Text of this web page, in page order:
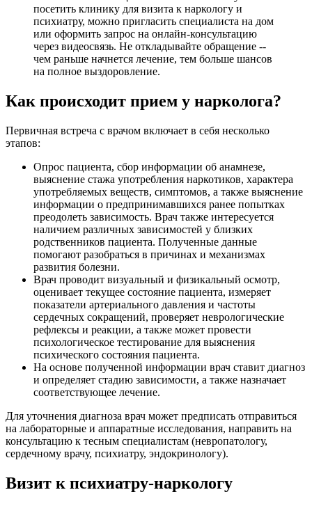
посетить клинику для визита к наркологу и
психиатру, можно пригласить специалиста на дом
или оформить запрос на онлайн-консультацию
через видеосвязь. Не откладывайте обращение --
чем раньше начнется лечение, тем больше шансов
на полное выздоровление.
Как происходит прием у нарколога?
Первичная встреча с врачом включает в себя несколько
этапов:
Опрос пациента, сбор информации об анамнезе,
выяснение стажа употребления наркотиков, характера
употребляемых веществ, симптомов, а также выяснение
информации о предпринимавшихся ранее попытках
преодолеть зависимость. Врач также интересуется
наличием различных зависимостей у близких
родственников пациента. Полученные данные
помогают разобраться в причинах и механизмах
развития болезни.
Врач проводит визуальный и физикальный осмотр,
оценивает текущее состояние пациента, измеряет
показатели артериального давления и частоты
сердечных сокращений, проверяет неврологические
рефлексы и реакции, а также может провести
психологическое тестирование для выяснения
психического состояния пациента.
На основе полученной информации врач ставит диагноз
и определяет стадию зависимости, а также назначает
соответствующее лечение.
Для уточнения диагноза врач может предписать отправиться
на лабораторные и аппаратные исследования, направить на
консультацию к тесным специалистам (невропатологу,
сердечному врачу, психиатру, эндокринологу).
Визит к психиатру-наркологу